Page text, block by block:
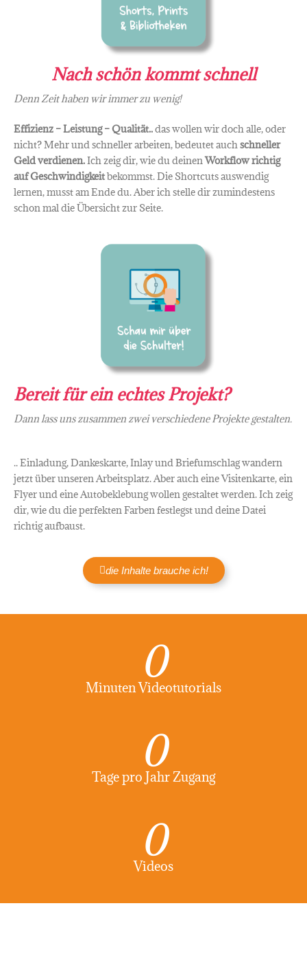
Nach schön kommt schnell
Denn Zeit haben wir immer zu wenig!
Effizienz – Leistung – Qualität..das wollen wir doch alle, oder
nicht? Mehr und schneller arbeiten, bedeutet auchschneller
Geld verdienen.Ich zeig dir, wie du deinenWorkflow richtig
auf Geschwindigkeitbekommst. Die Shortcuts auswendig
lernen, musst am Ende du. Aber ich stelle dir zumindestens
schon mal die Übersicht zur Seite.
Bereit für ein echtes Projekt?
Dann lass uns zusammen zwei verschiedene Projekte gestalten.
.. Einladung, Dankeskarte, Inlay und Briefumschlag wandern
jetzt über unseren Arbeitsplatz. Aber auch eine Visitenkarte, ein
Flyer und eine Autobeklebung wollen gestaltet werden. Ich zeig
dir, wie du die perfekten Farben festlegst und deine Datei
richtig aufbaust.
die Inhalte brauche ich!
Minuten Videotutorials
0
Tage pro Jahr Zugang
0
Videos
0